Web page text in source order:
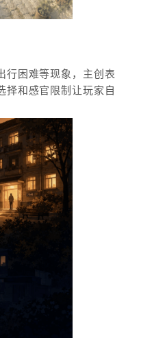
行困难等现象，主创表
择和感官限制让玩家自